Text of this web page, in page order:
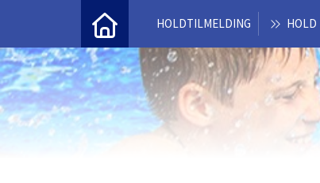
HOLDTILMELDING HOLD